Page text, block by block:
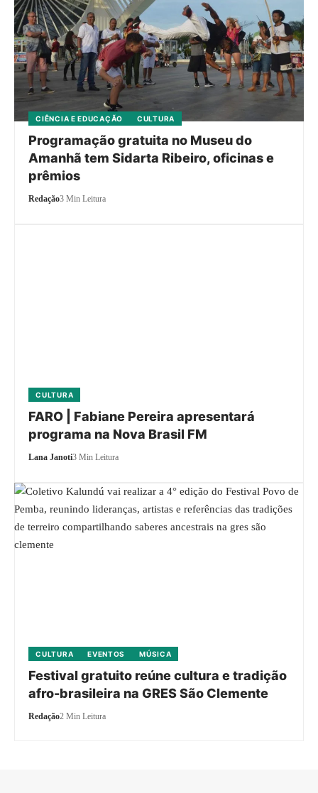
CIÊNCIA E EDUCAÇÃO CULTURA
Programação gratuita no Museu do
Amanhã tem Sidarta Ribeiro, oficinas e
prêmios
Redação3 Min Leitura
CULTURA
FARO | Fabiane Pereira apresentará
programa na Nova Brasil FM
Lana Janoti3 Min Leitura
CULTURA EVENTOS MÚSICA
Festival gratuito reúne cultura e tradição
afro-brasileira na GRES São Clemente
Redação2 Min Leitura